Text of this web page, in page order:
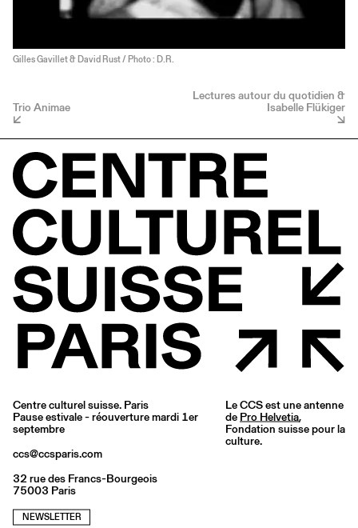
Gilles Gavillet & David Rust / Photo : D.R.
Trio Animae
Lectures autour du quotidien &
Isabelle Flükiger
Centre culturel suisse. Paris
Pause estivale - réouverture mardi 1er
septembre
ccs@ccsparis.com
32 rue des Francs-Bourgeois
75003 Paris
NEWSLETTER
Le CCS est une antenne
de Pro Helvetia,
Fondation suisse pour la
culture.